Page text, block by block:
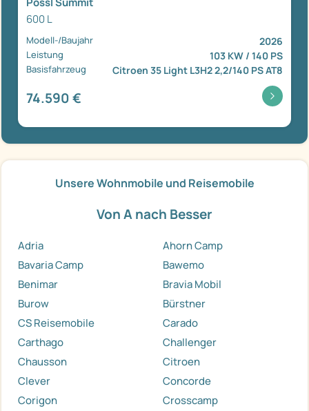
600 L
Modell-/Baujahr 2026
Leistung 103 KW / 140 PS
Basisfahrzeug Citroen 35 Light L3H2 2,2/140 PS AT8
74.590 €
Unsere Wohnmobile und Reisemobile
Von A nach Besser
Adria
Ahorn Camp
Bavaria Camp
Bawemo
Benimar
Bravia Mobil
Burow
Bürstner
CS Reisemobile
Carado
Carthago
Challenger
Chausson
Citroen
Clever
Concorde
Corigon
Crosscamp